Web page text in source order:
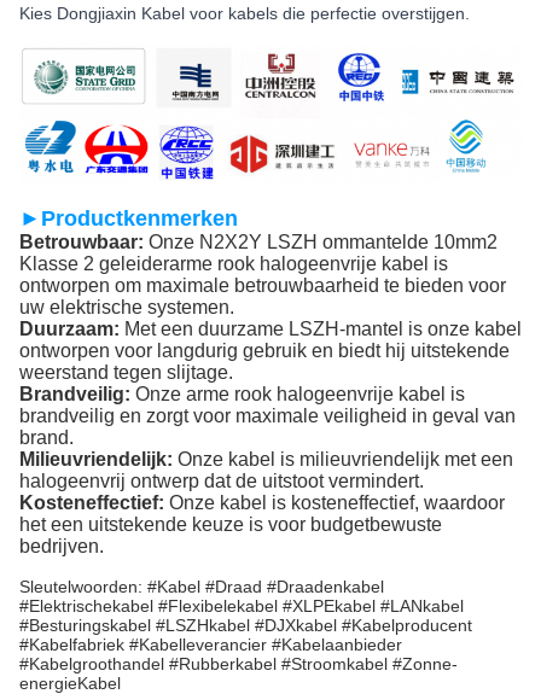
Kies Dongjiaxin Kabel voor kabels die perfectie overstijgen.
►Productkenmerken
Betrouwbaar: Onze N2X2Y LSZH ommantelde 10mm2
Klasse 2 geleiderarme rook halogeenvrije kabel is
ontworpen om maximale betrouwbaarheid te bieden voor
uw elektrische systemen.
Duurzaam: Met een duurzame LSZH-mantel is onze kabel
ontworpen voor langdurig gebruik en biedt hij uitstekende
weerstand tegen slijtage.
Brandveilig: Onze arme rook halogeenvrije kabel is
brandveilig en zorgt voor maximale veiligheid in geval van
brand.
Milieuvriendelijk: Onze kabel is milieuvriendelijk met een
halogeenvrij ontwerp dat de uitstoot vermindert.
Kosteneffectief: Onze kabel is kosteneffectief, waardoor
het een uitstekende keuze is voor budgetbewuste
bedrijven.
Sleutelwoorden: #Kabel #Draad #Draadenkabel
#Elektrischekabel #Flexibelekabel #XLPEkabel #LANkabel
#Besturingskabel #LSZHkabel #DJXkabel #Kabelproducent
#Kabelfabriek #Kabelleverancier #Kabelaanbieder
#Kabelgroothandel #Rubberkabel #Stroomkabel #Zonne-
energieKabel